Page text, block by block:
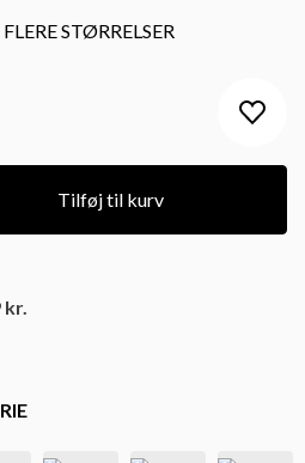
STØRRELSER
Tilføj til kurv
kr.